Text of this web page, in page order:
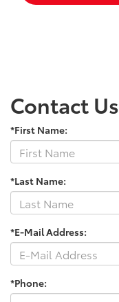
Contact Us
*First Name:
*Last Name:
*E-Mail Address:
*Phone: